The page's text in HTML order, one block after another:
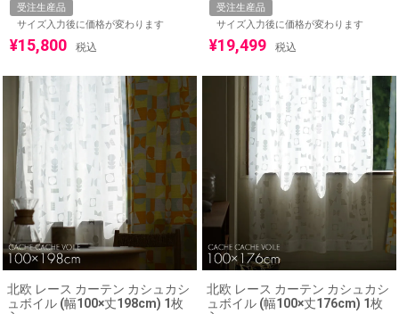
受注生産品
サイズ入力後に価格が変わります
¥15,800 税込
受注生産品
サイズ入力後に価格が変わります
¥19,499 税込
北欧 レース カーテン カシュカシ
ュボイル (幅100×丈198cm) 1枚
北欧 レース カーテン カシュカシ
ュボイル (幅100×丈176cm) 1枚